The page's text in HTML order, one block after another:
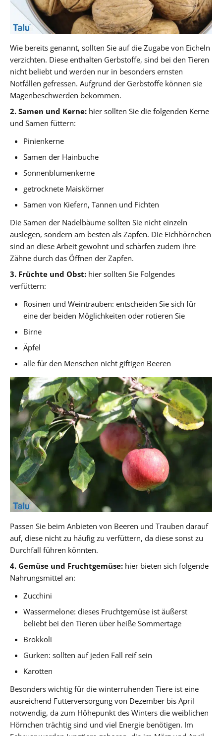
Wie bereits genannt, sollten Sie auf die Zugabe von Eicheln
verzichten. Diese enthalten Gerbstoffe, sind bei den Tieren
nicht beliebt und werden nur in besonders ernsten
Notfällen gefressen. Aufgrund der Gerbstoffe können sie
Magenbeschwerden bekommen.
2. Samen und Kerne: hier sollten Sie die folgenden Kerne
und Samen füttern:
Pinienkerne
Samen der Hainbuche
Sonnenblumenkerne
getrocknete Maiskörner
Samen von Kiefern, Tannen und Fichten
Die Samen der Nadelbäume sollten Sie nicht einzeln
auslegen, sondern am besten als Zapfen. Die Eichhörnchen
sind an diese Arbeit gewohnt und schärfen zudem ihre
Zähne durch das Öffnen der Zapfen.
3. Früchte und Obst: hier sollten Sie Folgendes
verfüttern:
Rosinen und Weintrauben: entscheiden Sie sich für
eine der beiden Möglichkeiten oder rotieren Sie
Birne
Äpfel
alle für den Menschen nicht giftigen Beeren
Passen Sie beim Anbieten von Beeren und Trauben darauf
auf, diese nicht zu häufig zu verfüttern, da diese sonst zu
Durchfall führen könnten.
4. Gemüse und Fruchtgemüse: hier bieten sich folgende
Nahrungsmittel an:
Zucchini
Wassermelone: dieses Fruchtgemüse ist äußerst
beliebt bei den Tieren über heiße Sommertage
Brokkoli
Gurken: sollten auf jeden Fall reif sein
Karotten
Besonders wichtig für die winterruhenden Tiere ist eine
ausreichend Futterversorgung von Dezember bis April
notwendig, da zum Höhepunkt des Winters die weiblichen
Hörnchen trächtig sind und viel Energie benötigen. Im